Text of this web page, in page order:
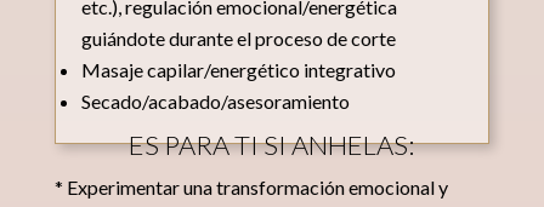
etc.), regulación emocional/energética
guiándote durante el proceso de corte
Masaje capilar/energético integrativo
Secado/acabado/asesoramiento
ES PARA TI SI ANHELAS:
* Experimentar una transformación emocional y